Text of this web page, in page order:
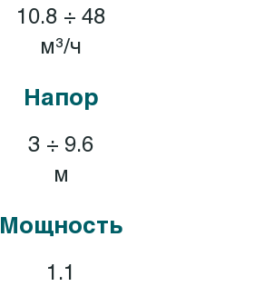
10.8 ÷ 48
м³/ч
Напор
3 ÷ 9.6
м
Мощность
1.1